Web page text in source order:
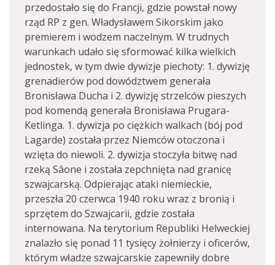
przedostało się do Francji, gdzie powstał nowy
rząd RP z gen. Władysławem Sikorskim jako
premierem i wodzem naczelnym. W trudnych
warunkach udało się sformować kilka wielkich
jednostek, w tym dwie dywizje piechoty: 1. dywizję
grenadierów pod dowództwem generała
Bronisława Ducha i 2. dywizję strzelców pieszych
pod komendą generała Bronisława Prugara-
Ketlinga. 1. dywizja po ciężkich walkach (bój pod
Lagarde) została przez Niemców otoczona i
wzięta do niewoli. 2. dywizja stoczyła bitwę nad
rzeką Sâone i została zepchnięta nad granicę
szwajcarską. Odpierając ataki niemieckie,
przeszła 20 czerwca 1940 roku wraz z bronią i
sprzętem do Szwajcarii, gdzie została
internowana. Na terytorium Republiki Helweckiej
znalazło się ponad 11 tysięcy żołnierzy i oficerów,
którym władze szwajcarskie zapewniły dobre